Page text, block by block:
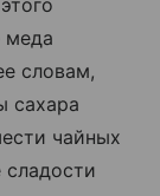
меда
словам,
сахара
чайных